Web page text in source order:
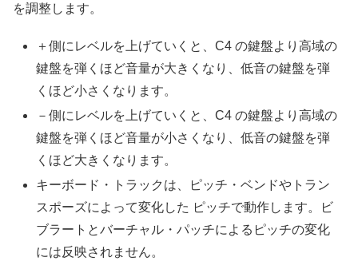
を調整します。
＋側にレベルを上げていくと、C4 の鍵盤より高域の
鍵盤を弾くほど音量が大きくなり、低音の鍵盤を弾
くほど小さくなります。
－側にレベルを上げていくと、C4 の鍵盤より高域の
鍵盤を弾くほど音量が小さくなり、低音の鍵盤を弾
くほど大きくなります。
キーボード・トラックは、ピッチ・ベンドやトラン
スポーズによって変化した ピッチで動作します。ビ
ブラートとバーチャル・パッチによるピッチの変化
には反映されません。